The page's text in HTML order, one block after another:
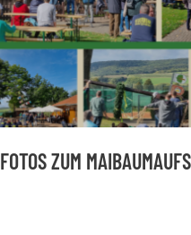
FOTOS ZUM